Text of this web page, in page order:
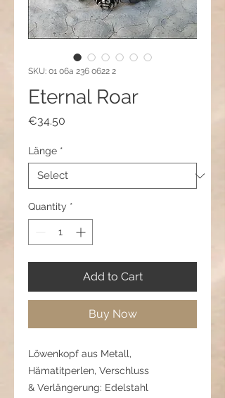
SKU: 01 06a 236 0622 2
Eternal Roar
€34.50
Länge *
Quantity *
Add to Cart
Buy Now
Löwenkopf aus Metall,
Hämatitperlen, Verschluss
& Verlängerung: Edelstahl